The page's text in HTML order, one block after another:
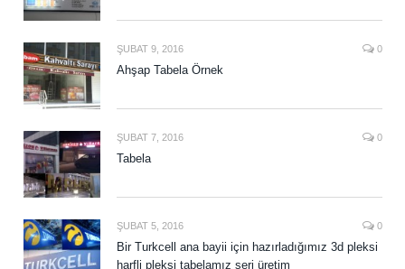
ŞUBAT 9, 2016 0
Ahşap Tabela Örnek
ŞUBAT 7, 2016 0
Tabela
ŞUBAT 5, 2016 0
Bir Turkcell ana bayii için hazırladığımız 3d pleksi
harfli pleksi tabelamız seri üretim